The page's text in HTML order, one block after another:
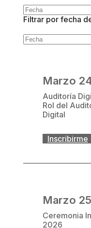
Filtrar por fecha
Marzo
Auditoría
Rol del
Digital
Inscribirme
Marzo
Ceremonia
2026